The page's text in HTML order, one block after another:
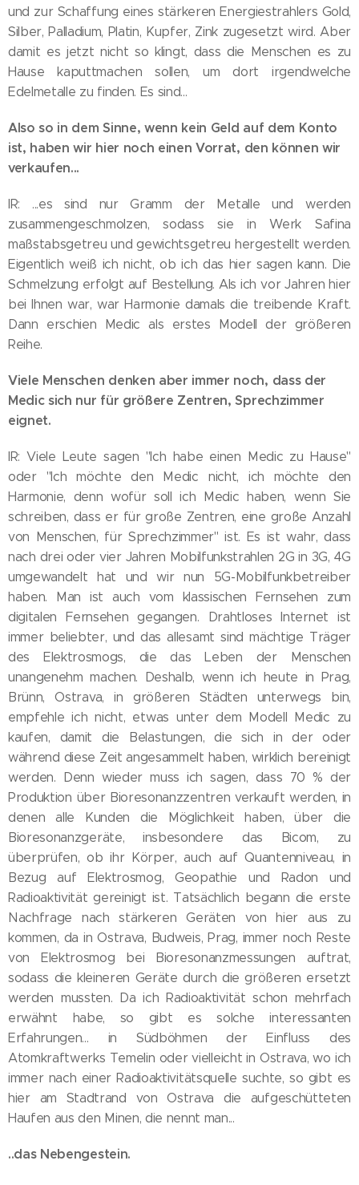
und zur Schaffung eines stärkeren Energiestrahlers Gold,
Silber, Palladium, Platin, Kupfer, Zink zugesetzt wird. Aber
damit es jetzt nicht so klingt, dass die Menschen es zu
Hause kaputtmachen sollen, um dort irgendwelche
Edelmetalle zu finden. Es sind...
Also so in dem Sinne, wenn kein Geld auf dem Konto
ist, haben wir hier noch einen Vorrat, den können wir
verkaufen...
IR: ...es sind nur Gramm der Metalle und werden
zusammengeschmolzen, sodass sie in Werk Safina
maßstabsgetreu und gewichtsgetreu hergestellt werden.
Eigentlich weiß ich nicht, ob ich das hier sagen kann. Die
Schmelzung erfolgt auf Bestellung. Als ich vor Jahren hier
bei Ihnen war, war Harmonie damals die treibende Kraft.
Dann erschien Medic als erstes Modell der größeren
Reihe.
Viele Menschen denken aber immer noch, dass der
Medic sich nur für größere Zentren, Sprechzimmer
eignet.
IR: Viele Leute sagen "Ich habe einen Medic zu Hause"
oder "Ich möchte den Medic nicht, ich möchte den
Harmonie, denn wofür soll ich Medic haben, wenn Sie
schreiben, dass er für große Zentren, eine große Anzahl
von Menschen, für Sprechzimmer" ist. Es ist wahr, dass
nach drei oder vier Jahren Mobilfunkstrahlen 2G in 3G, 4G
umgewandelt hat und wir nun 5G-Mobilfunkbetreiber
haben. Man ist auch vom klassischen Fernsehen zum
digitalen Fernsehen gegangen. Drahtloses Internet ist
immer beliebter, und das allesamt sind mächtige Träger
des Elektrosmogs, die das Leben der Menschen
unangenehm machen. Deshalb, wenn ich heute in Prag,
Brünn, Ostrava, in größeren Städten unterwegs bin,
empfehle ich nicht, etwas unter dem Modell Medic zu
kaufen, damit die Belastungen, die sich in der oder
während diese Zeit angesammelt haben, wirklich bereinigt
werden. Denn wieder muss ich sagen, dass 70 % der
Produktion über Bioresonanzzentren verkauft werden, in
denen alle Kunden die Möglichkeit haben, über die
Bioresonanzgeräte, insbesondere das Bicom, zu
überprüfen, ob ihr Körper, auch auf Quantenniveau, in
Bezug auf Elektrosmog, Geopathie und Radon und
Radioaktivität gereinigt ist. Tatsächlich begann die erste
Nachfrage nach stärkeren Geräten von hier aus zu
kommen, da in Ostrava, Budweis, Prag, immer noch Reste
von Elektrosmog bei Bioresonanzmessungen auftrat,
sodass die kleineren Geräte durch die größeren ersetzt
werden mussten. Da ich Radioaktivität schon mehrfach
erwähnt habe, so gibt es solche interessanten
Erfahrungen... in Südböhmen der Einfluss des
Atomkraftwerks Temelin oder vielleicht in Ostrava, wo ich
immer nach einer Radioaktivitätsquelle suchte, so gibt es
hier am Stadtrand von Ostrava die aufgeschütteten
Haufen aus den Minen, die nennt man...
..das Nebengestein.